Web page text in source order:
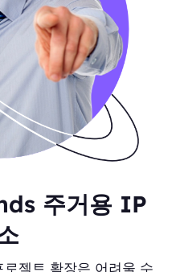
주거용 IP
젝트 확장은 어려울 수